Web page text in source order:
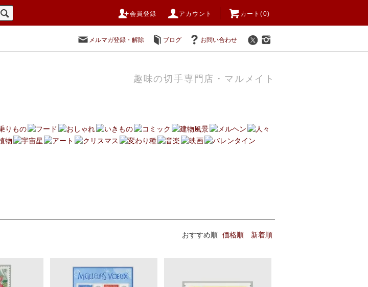
会員登録 アカウント カート(0)
メルマガ登録・解除 ブログ お問い合わせ
趣味の切手専門店・マルメイト
おすすめ順 価格順 新着順